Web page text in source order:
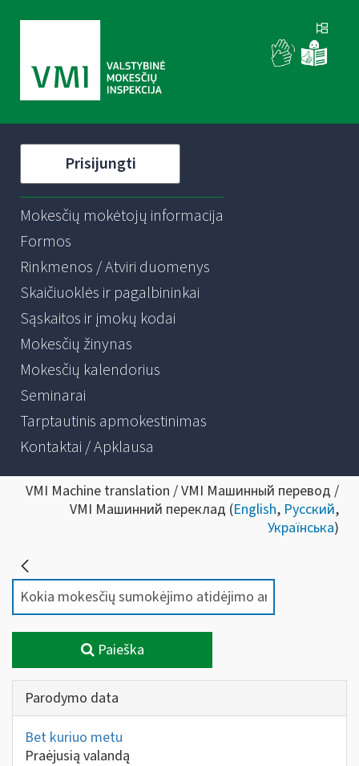
Prisijungti
Mokesčių mokėtojų informacija
Formos
Rinkmenos / Atviri duomenys
Skaičiuoklės ir pagalbininkai
Sąskaitos ir įmokų kodai
Mokesčių žinynas
Mokesčių kalendorius
Seminarai
Tarptautinis apmokestinimas
Kontaktai / Apklausa
VMI Machine translation / VMI Машинный перевод /
VMI Машинний переклад (English, Русский,
Українська)
Paieška
Parodymo data
Bet kuriuo metu
Praėjusią valandą